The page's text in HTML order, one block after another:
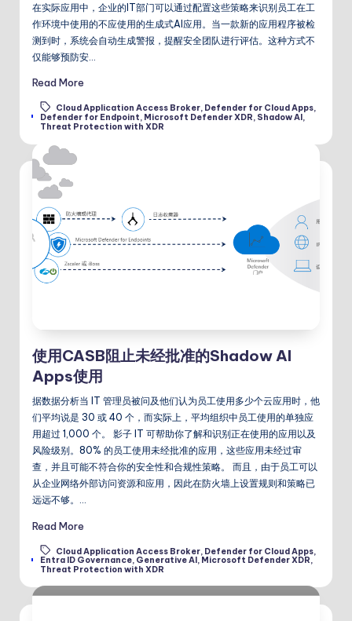
在实际应用中，企业的IT部门可以通过配置这些策略来识别员工在工
作环境中使用的不应使用的生成式AI应用。当一款新的应用程序被检
测到时，系统会自动生成警报，提醒安全团队进行评估。这种方式不
仅能够预防安…
Read More
Tags:
Cloud Application Access Broker, Defender for Cloud Apps,
Defender for Endpoint, Microsoft Defender XDR, Shadow AI,
Threat Protection with XDR
使用CASB阻止未经批准的Shadow AI
Apps使用
据数据分析当 IT 管理员被问及他们认为员工使用多少个云应用时，他
们平均说是 30 或 40 个，而实际上，平均组织中员工使用的单独应
用超过 1,000 个。 影子 IT 可帮助你了解和识别正在使用的应用以及
风险级别。80% 的员工使用未经批准的应用，这些应用未经过审
查，并且可能不符合你的安全性和合规性策略。 而且，由于员工可以
从企业网络外部访问资源和应用，因此在防火墙上设置规则和策略已
远远不够。…
Read More
Tags:
Cloud Application Access Broker, Defender for Cloud Apps,
Entra ID Governance, Generative AI , Microsoft Defender XDR,
Threat Protection with XDR